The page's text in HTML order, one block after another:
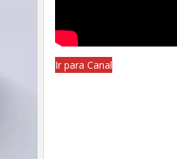
Ir para Canal